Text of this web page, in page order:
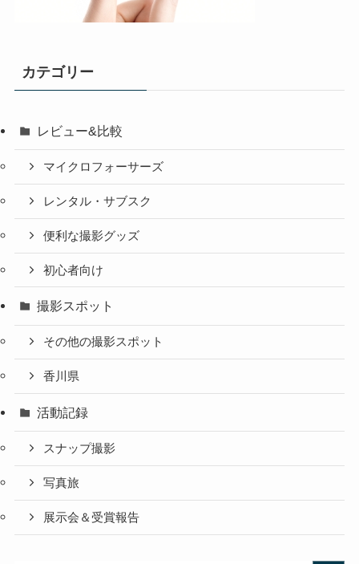
カテゴリー
レビュー&比較
マイクロフォーサーズ
レンタル・サブスク
便利な撮影グッズ
初心者向け
撮影スポット
その他の撮影スポット
香川県
活動記録
スナップ撮影
写真旅
展示会＆受賞報告